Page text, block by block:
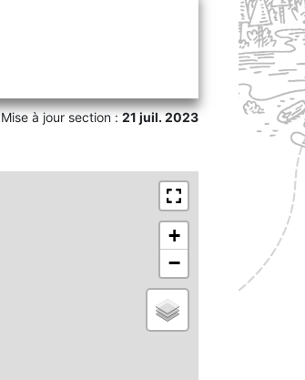
Mise à jour section :21 juil. 2023
+
−